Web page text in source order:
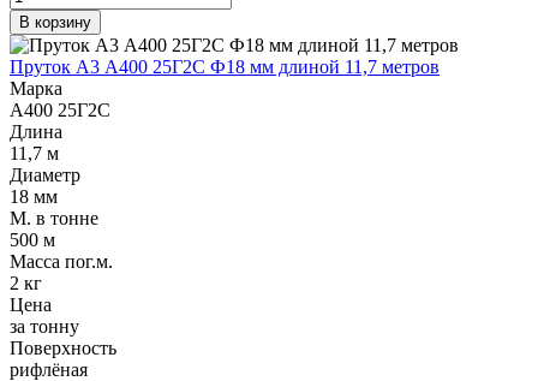
В корзину
Пруток А3 А400 25Г2С Ф18 мм длиной 11,7 метров
Марка
А400 25Г2С
Длина
11,7 м
Диаметр
18 мм
М. в тонне
500 м
Масса пог.м.
2 кг
Цена
за тонну
Поверхность
рифлёная